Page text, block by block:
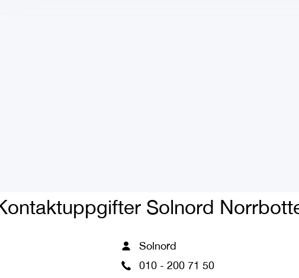
Solnord
Solnord
010 - 200 71 50